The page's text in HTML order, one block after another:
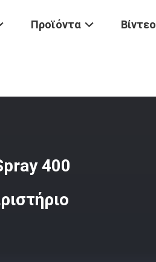
Προϊόντα Βίντεο
400